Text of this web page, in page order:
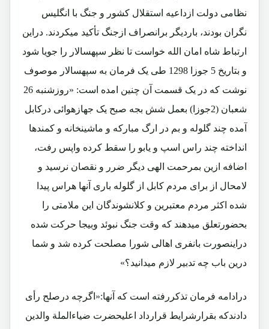
نظامی دولت ازداعیه استقلال کشور و جنگ با انگلیس
نگران بودند، باردیگر برانصراف ازجنگ تأکید میکردند. دراین
ارتباط شاه امان الله خواست تا نظر سپهسالار را جویا شود
و بتاریخ 5 جوزا 1298 طی یک فرمان به سپهسالار موصوف
نوشت که در یک قسمت آن چنین امده است: «روزشنبه 26
شعبان (2جوزا) بعمل شش بجه صبح یک جهازهوائی درکابل
آمده چند گلوله و بم در ارگ مبارکه و ماشینخانه و کمندها
انداخته چند راس اسپ و یابو را سقط کرده واپس رفت،
اضافه ازین بمرحمت الهی دیگر ضرر و نقصان نرسید و
لامحال از برای مردم کابل از گلوله باری آنها هراس پیدا
شده اکثر مردم معتبرین و کلانشوندگان این ملامتی را
بحضورتعلق میدهند که وقت جنگ نبوئد وبیجا حرکت شده
دراینصورت بانفری اهالی شورا مصلحت کرده شد و شما
درین باب چه تدبیر لازم میدانید؟»
درادامه فرمان تذکررفته است که آنها:«اگرچه درصلح رأی
دادندکه بقرارشرایط قرارداد اعلیحضرت ضیاءالملة والدین